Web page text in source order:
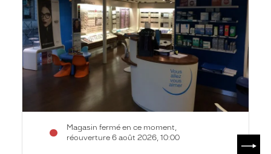
-
Centre
Ville
-
Krys
Magasin fermé en ce moment,
réouverture 6 août 2026, 10:00